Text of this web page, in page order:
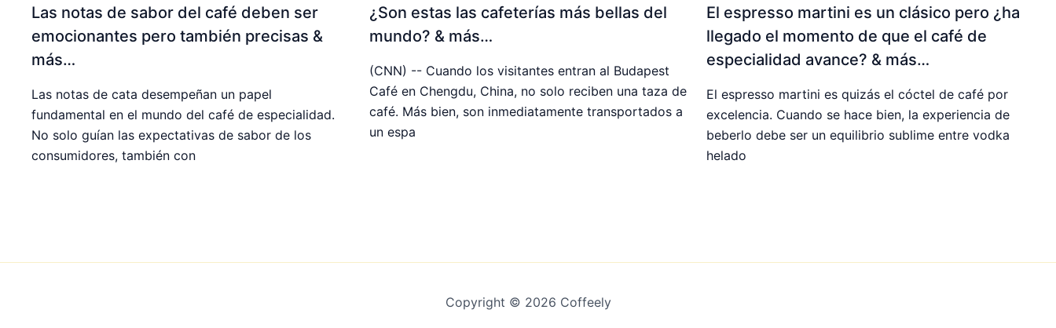
Las notas de sabor del café deben ser
emocionantes pero también precisas &
más…
Las notas de cata desempeñan un papel
fundamental en el mundo del café de especialidad.
No solo guían las expectativas de sabor de los
consumidores, también con
¿Son estas las cafeterías más bellas del
mundo? & más…
(CNN) -- Cuando los visitantes entran al Budapest
Café en Chengdu, China, no solo reciben una taza de
café. Más bien, son inmediatamente transportados a
un espa
El espresso martini es un clásico pero ¿ha
llegado el momento de que el café de
especialidad avance? & más…
El espresso martini es quizás el cóctel de café por
excelencia. Cuando se hace bien, la experiencia de
beberlo debe ser un equilibrio sublime entre vodka
helado
Copyright © 2026 Coffeely